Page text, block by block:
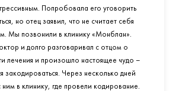
Попробовала его уговорить
но отец заявил, что не считает себя
Мы позвонили в клинику «Монблан».
и долго разговаривал с отцом о
лечения и произошло настоящее чудо –
закодироваться. Через несколько дней
в клинику, где провели кодирование.